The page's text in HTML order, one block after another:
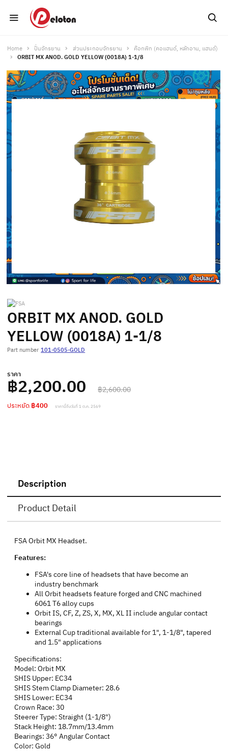
Home ปั่นจักรยาน ส่วนประกอบจักรยาน
ค๊อกพิท (คอแฮนด์, หลักอาน, แฮนด์)
ORBIT MX ANOD. GOLD YELLOW (0018A) 1-1/8
ORBIT MX ANOD. GOLD
YELLOW (0018A) 1-1/8
Part number 101-0505-GOLD
ราคา
฿2,200.00 ฿2,600.00
ประหยัด ฿400 ราคานี้ถึงวันที่ 1 ต.ค. 2569
Description
Product Detail
FSA Orbit MX Headset.
Features:
FSA's core line of headsets that have become an
industry benchmark
All Orbit headsets feature forged and CNC machined
6061 T6 alloy cups
Orbit IS, CF, Z, ZS, X, MX, XL II include angular contact
bearings
External Cup traditional available for 1", 1-1/8", tapered
and 1.5" applications
Specifications:
Model: Orbit MX
SHIS Upper: EC34
SHIS Stem Clamp Diameter: 28.6
SHIS Lower: EC34
Crown Race: 30
Steerer Type: Straight (1-1/8")
Stack Height: 18.7mm/13.4mm
Bearings: 36° Angular Contact
Color: Gold